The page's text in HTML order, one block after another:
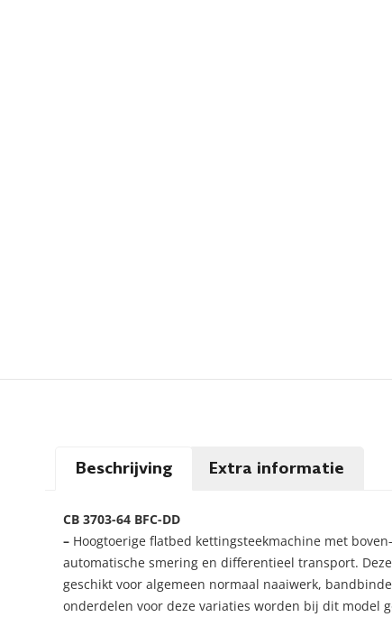
Beschrijving Extra informatie
CB 3703-64 BFC-DD
– Hoogtoerige flatbed kettingsteekmachine met
automatische smering en differentieel transport.
geschikt voor algemeen normaal naaiwerk,
onderdelen voor deze variaties worden bij dit model